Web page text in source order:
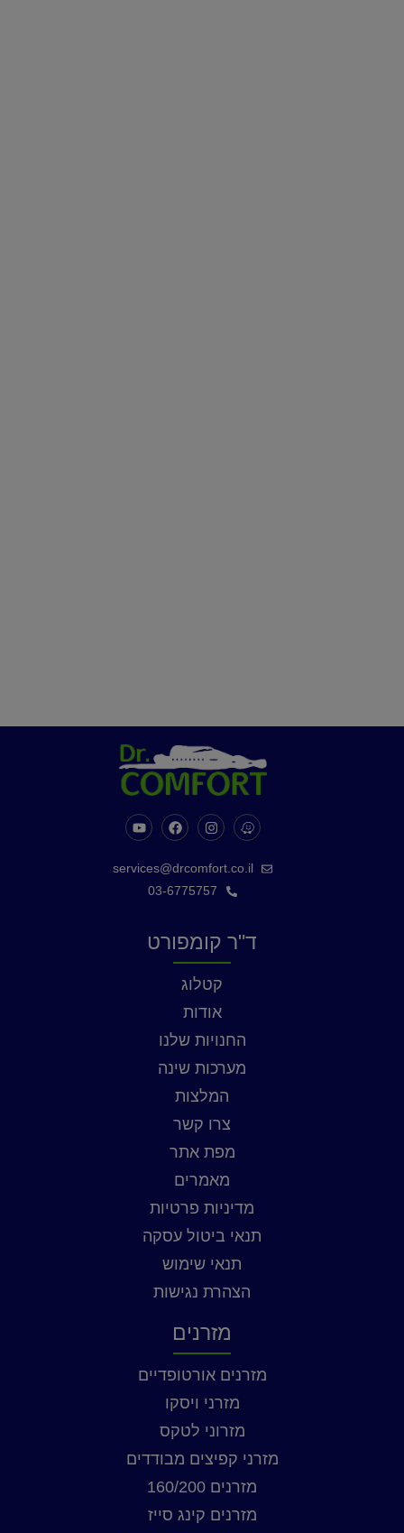
services@drcomfort.co.il
03-6775757
ד"ר קומפורט
קטלוג
אודות
החנויות שלנו
מערכות שינה
המלצות
צרו קשר
מפת אתר
מאמרים
מדיניות פרטיות
תנאי ביטול עסקה
תנאי שימוש
הצהרת נגישות
מזרנים
מזרנים אורטופדיים
מזרני ויסקו
מזרוני לטקס
מזרני קפיצים מבודדים
מזרנים 160/200
מזרנים קינג סייז